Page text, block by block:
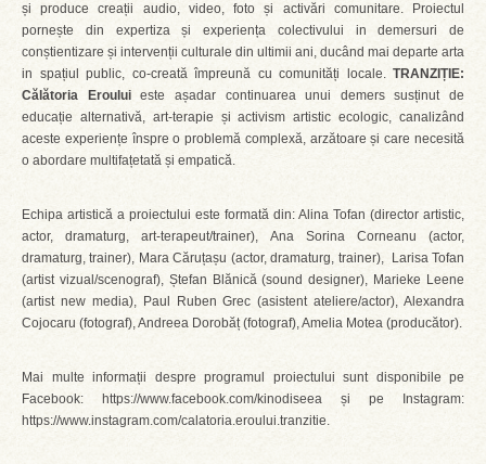
și produce creații audio, video, foto și activări comunitare. Proiectul
pornește din expertiza și experiența colectivului in demersuri de
conștientizare și intervenții culturale din ultimii ani, ducând mai departe arta
in spațiul public, co-creată împreună cu comunități locale. TRANZIȚIE:
Călătoria Erouluieste așadar continuarea unui demers susținut de
educație alternativă, art-terapie și activism artistic ecologic, canalizând
aceste experiențe înspre o problemă complexă, arzătoare și care necesită
o abordare multifațetată și empatică.
Echipa artistică a proiectului este formată din: Alina Tofan (director artistic,
actor, dramaturg, art-terapeut/trainer), Ana Sorina Corneanu (actor,
dramaturg, trainer), Mara Căruțașu (actor, dramaturg, trainer), Larisa Tofan
(artist vizual/scenograf), Ștefan Blănică (sound designer), Marieke Leene
(artist new media), Paul Ruben Grec (asistent ateliere/actor), Alexandra
Cojocaru (fotograf), Andreea Dorobăț (fotograf), Amelia Motea (producător).
Mai multe informații despre programul proiectului sunt disponibile pe
Facebook: https://www.facebook.com/kinodiseea și pe Instagram:
https://www.instagram.com/calatoria.eroului.tranzitie.